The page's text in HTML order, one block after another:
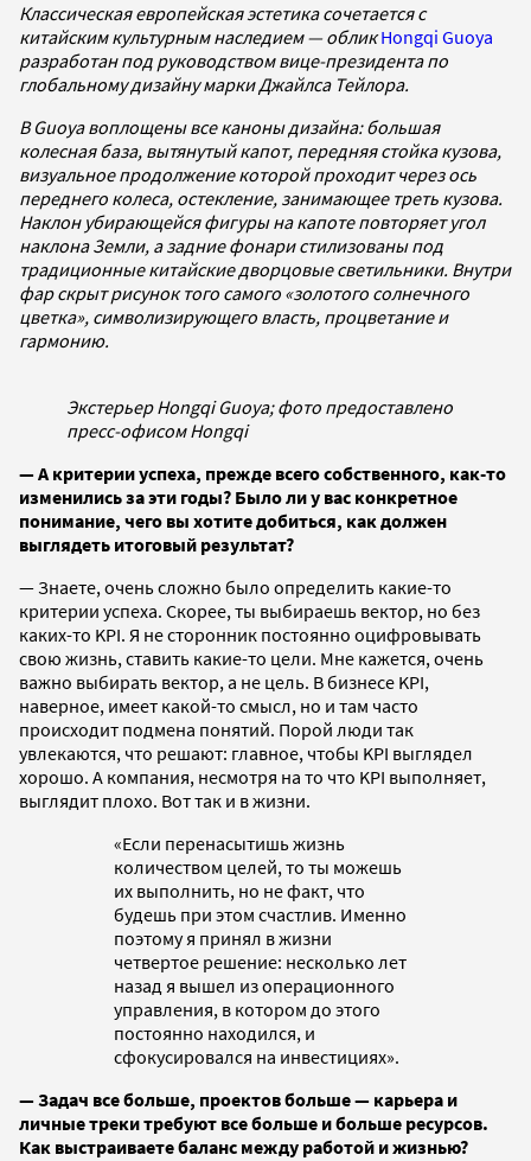
Классическая европейская эстетика сочетается с
китайским культурным наследием — обликHongqi Guoya
разработан под руководством вице-президента по
глобальному дизайну марки Джайлса Тейлора.
В Guoya воплощены все каноны дизайна: большая
колесная база, вытянутый капот, передняя стойка кузова,
визуальное продолжение которой проходит через ось
переднего колеса, остекление, занимающее треть кузова.
Наклон убирающейся фигуры на капоте повторяет угол
наклона Земли, а задние фонари стилизованы под
традиционные китайские дворцовые светильники. Внутри
фар скрыт рисунок того самого «золотого солнечного
цветка», символизирующего власть, процветание и
гармонию.
Экстерьер Hongqi Guoya; фото предоставлено
пресс-офисом Hongqi
— А критерии успеха, прежде всего собственного, как-то
изменились за эти годы? Было ли у вас конкретное
понимание, чего вы хотите добиться, как должен
выглядеть итоговый результат?
— Знаете, очень сложно было определить какие-то
критерии успеха. Скорее, ты выбираешь вектор, но без
каких-то KPI. Я не сторонник постоянно оцифровывать
свою жизнь, ставить какие-то цели. Мне кажется, очень
важно выбирать вектор, а не цель. В бизнесе KPI,
наверное, имеет какой-то смысл, но и там часто
происходит подмена понятий. Порой люди так
увлекаются, что решают: главное, чтобы KPI выглядел
хорошо. А компания, несмотря на то что KPI выполняет,
выглядит плохо. Вот так и в жизни.
«Если перенасытишь жизнь
количеством целей, то ты можешь
их выполнить, но не факт, что
будешь при этом счастлив. Именно
поэтому я принял в жизни
четвертое решение: несколько лет
назад я вышел из операционного
управления, в котором до этого
постоянно находился, и
сфокусировался на инвестициях».
— Задач все больше, проектов больше — карьера и
личные треки требуют все больше и больше ресурсов.
Как выстраиваете баланс между работой и жизнью?